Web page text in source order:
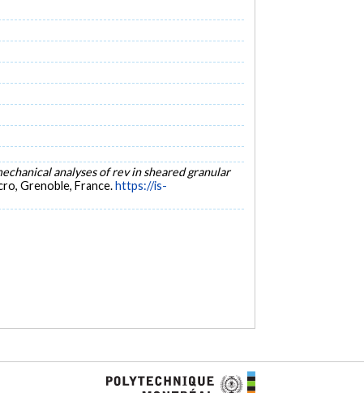
analyses of rev in sheared granular
Grenoble, France.https://is-